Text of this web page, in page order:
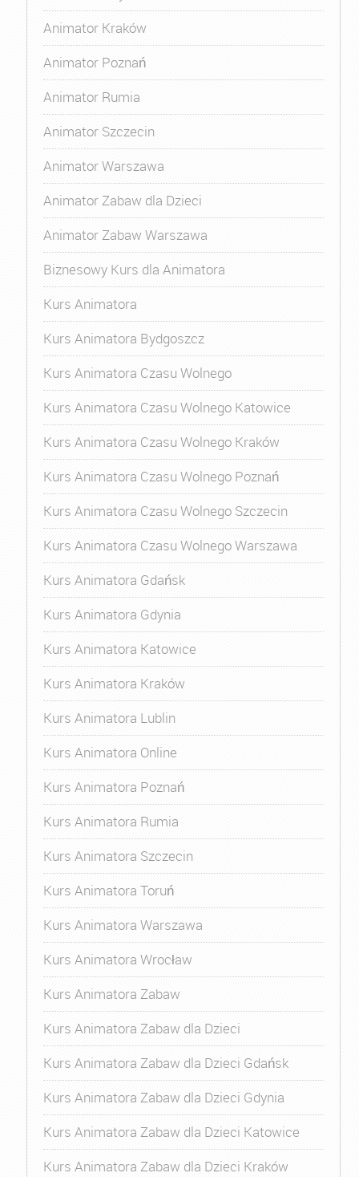
Animator Kraków
Animator Poznań
Animator Rumia
Animator Szczecin
Animator Warszawa
Animator Zabaw dla Dzieci
Animator Zabaw Warszawa
Biznesowy Kurs dla Animatora
Kurs Animatora
Kurs Animatora Bydgoszcz
Kurs Animatora Czasu Wolnego
Kurs Animatora Czasu Wolnego Katowice
Kurs Animatora Czasu Wolnego Kraków
Kurs Animatora Czasu Wolnego Poznań
Kurs Animatora Czasu Wolnego Szczecin
Kurs Animatora Czasu Wolnego Warszawa
Kurs Animatora Gdańsk
Kurs Animatora Gdynia
Kurs Animatora Katowice
Kurs Animatora Kraków
Kurs Animatora Lublin
Kurs Animatora Online
Kurs Animatora Poznań
Kurs Animatora Rumia
Kurs Animatora Szczecin
Kurs Animatora Toruń
Kurs Animatora Warszawa
Kurs Animatora Wrocław
Kurs Animatora Zabaw
Kurs Animatora Zabaw dla Dzieci
Kurs Animatora Zabaw dla Dzieci Gdańsk
Kurs Animatora Zabaw dla Dzieci Gdynia
Kurs Animatora Zabaw dla Dzieci Katowice
Kurs Animatora Zabaw dla Dzieci Kraków